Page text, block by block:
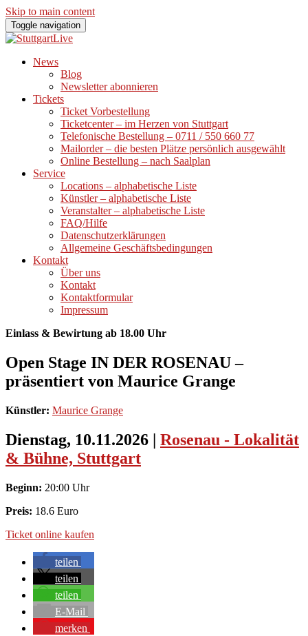
Skip to main content
Toggle navigation
News
Blog
Newsletter abonnieren
Tickets
Ticket Vorbestellung
Ticketcenter – im Herzen von Stuttgart
Telefonische Bestellung – 0711 / 550 660 77
Mailorder – die besten Plätze persönlich ausgewählt
Online Bestellung – nach Saalplan
Service
Locations – alphabetische Liste
Künstler – alphabetische Liste
Veranstalter – alphabetische Liste
FAQ/Hilfe
Datenschutzerklärungen
Allgemeine Geschäftsbedingungen
Kontakt
Über uns
Kontakt
Kontaktformular
Impressum
Einlass & Bewirtung ab 18.00 Uhr
Open Stage IN DER ROSENAU –
präsentiert von Maurice Grange
Künstler: Maurice Grange
Dienstag, 10.11.2026 | Rosenau - Lokalität
& Bühne, Stuttgart
Beginn: 20:00 Uhr
Preis: 18.6 Euro
Ticket online kaufen
teilen
teilen
teilen
E-Mail
merken